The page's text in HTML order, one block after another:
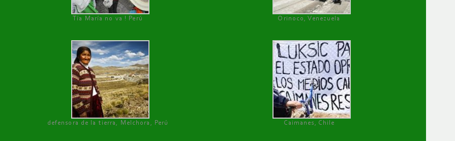
Tía María no va ! Perú Orinoco, Venezuela
defensora de la tierra, Melchora, Perú Caimanes, Chile